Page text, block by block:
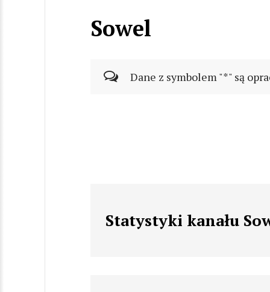
Sowel
Dane z symbolem "*" są
Statystyki kanału